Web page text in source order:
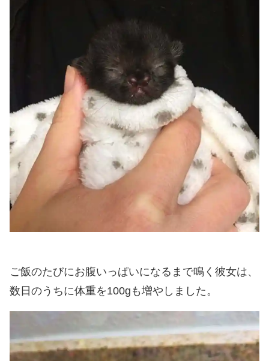
ご飯のたびにお腹いっぱいになるまで鳴く彼女は、
数日のうちに体重を100gも増やしました。